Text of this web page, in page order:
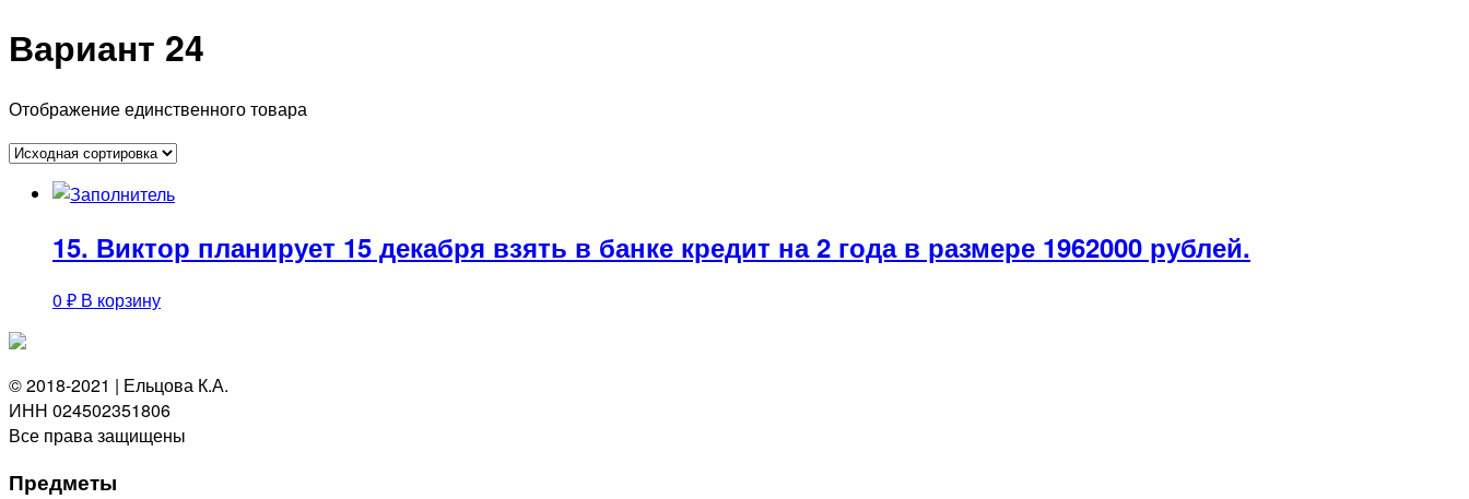
Вариант 24
Отображение единственного товара
15. Виктор планирует 15 декабря взять в банке кредит на 2 года в размере 1962000 рублей.
0 ₽ В корзину
© 2018-2021 | Ельцова К.А.
ИНН 024502351806
Все права защищены
Предметы